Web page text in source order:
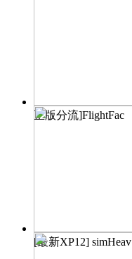
正版分流]FlightFac
[最新XP12] simHeav